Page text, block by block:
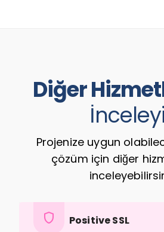
Diğer
Projenize uygun
çözüm için diğer
shield Positive SSL